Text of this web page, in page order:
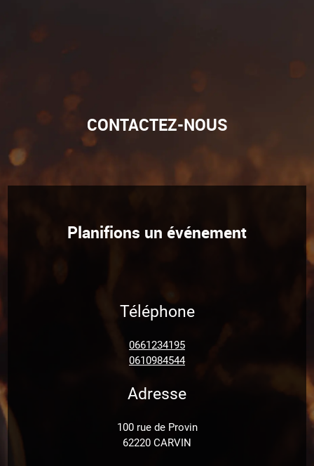
CONTACTEZ-NOUS
Planifions un événement
Téléphone
0661234195
0610984544
Adresse
100 rue de Provin
62220 CARVIN